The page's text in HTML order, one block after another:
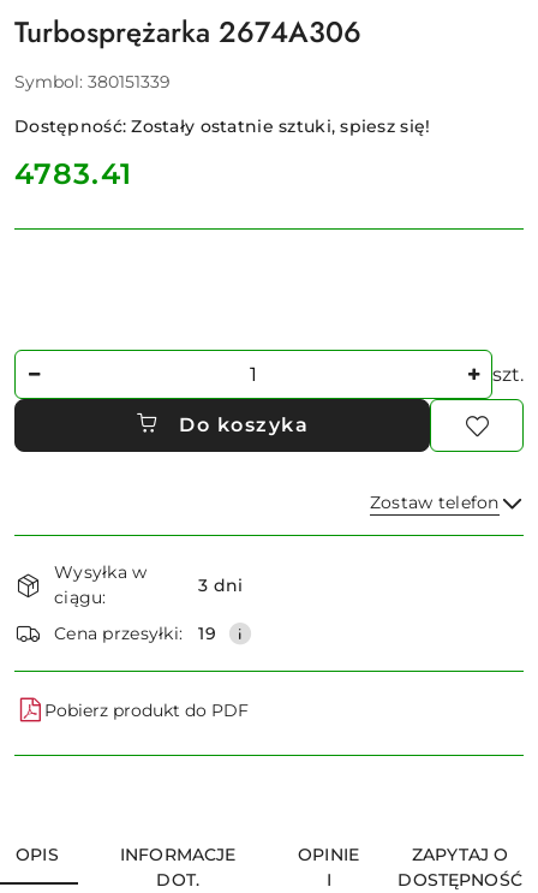
Turbosprężarka 2674A306
Symbol: 380151339
Dostępność:Zostały ostatnie sztuki, spiesz się!
cena:
4783.41
Ilość szt.
Do koszyka
Zostaw telefon
i
dostawa
Wysyłka w
ciągu:
3 dni
Cena przesyłki: 19
Pobierz produkt do PDF
OPIS
INFORMACJE
DOT.
OPINIE
I
ZAPYTAJ O
DOSTĘPNOŚĆ